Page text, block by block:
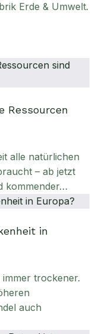
Erde & Umwelt.
Ressourcen
alle natürlichen
– ab jetzt
kommender…
in
trockener.
auch